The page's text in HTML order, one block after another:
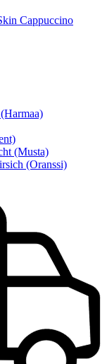
Cappuccino
(Musta)
(Oranssi)